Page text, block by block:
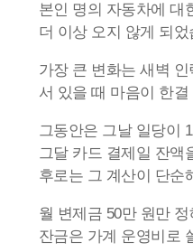
본인 명의 자동차에 대
더 이상 오지 않게 되었
가장 큰 변화는 새벽 인
서 있을 때 마음이 한
그동안은 그날 일당이
그달 카드 결제일 잔액
후로는 그 계산이 단순
월 변제금 50만 원만
잔금은 가계 운영비로